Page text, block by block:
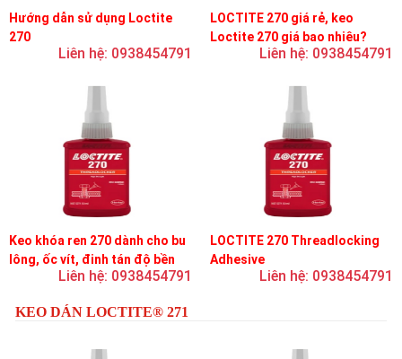
Hướng dẫn sử dụng Loctite
270
Liên hệ: 0938454791
LOCTITE 270 giá rẻ, keo
Loctite 270 giá bao nhiêu?
Liên hệ: 0938454791
Keo khóa ren 270 dành cho bu
lông, ốc vít, đinh tán độ bền
cao, khóa vĩnh viễn
Liên hệ: 0938454791
LOCTITE 270 Threadlocking
Adhesive
Liên hệ: 0938454791
KEO DÁN LOCTITE® 271